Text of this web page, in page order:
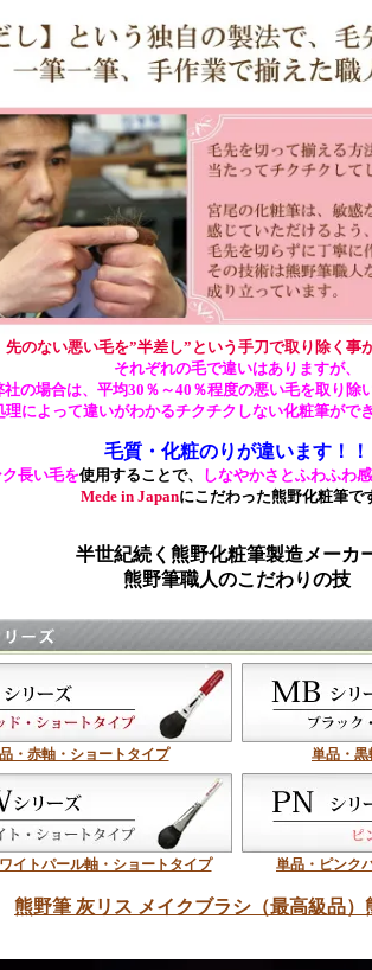
先のない悪い毛を”半差し”という手刀で取り除く事
それぞれの毛で違いはありますが、
社の場合は、平均30％～40％程度の悪い毛を取り除
理によって違いがわかるチクチクしない化粧筆がで
毛質・化粧のりが違います！！
長い毛を使用することで、
しなやかさとふわふわ感
Mede in Japanにこだわった熊野化粧筆で
半世紀続く熊野化粧筆製造メーカ
熊野筆職人のこだわりの技
・赤軸・ショートタイプ 単品・黒
イトパール軸・ショートタイプ 単品・ピンク
熊野筆 灰リス メイクブラシ（最高級品）